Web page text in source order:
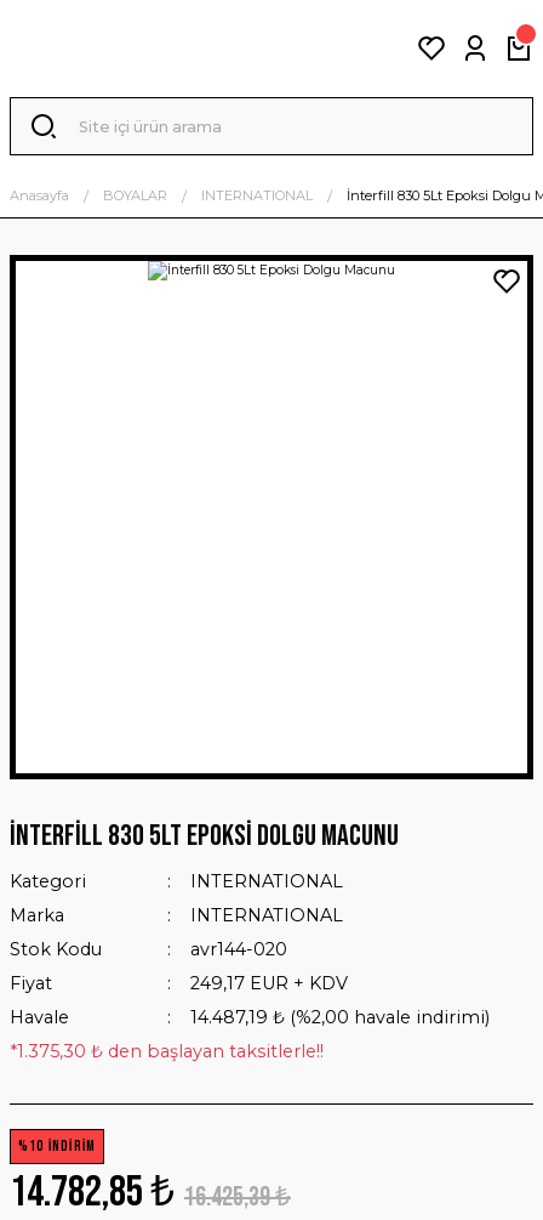
Anasayfa BOYALAR INTERNATIONAL İnterfill 830 5Lt Epoksi Dolgu
İnterfill 830 5Lt Epoksi Dolgu Macunu
Kategori
INTERNATIONAL
Marka
INTERNATIONAL
Stok Kodu
avr144-020
Fiyat
249,17 EUR + KDV
Havale
14.487,19 ₺ (%2,00 havale indirimi)
*1.375,30 ₺ den başlayan taksitlerle!!
%10 İNDİRİM
14.782,85 ₺ 16.425,39 ₺